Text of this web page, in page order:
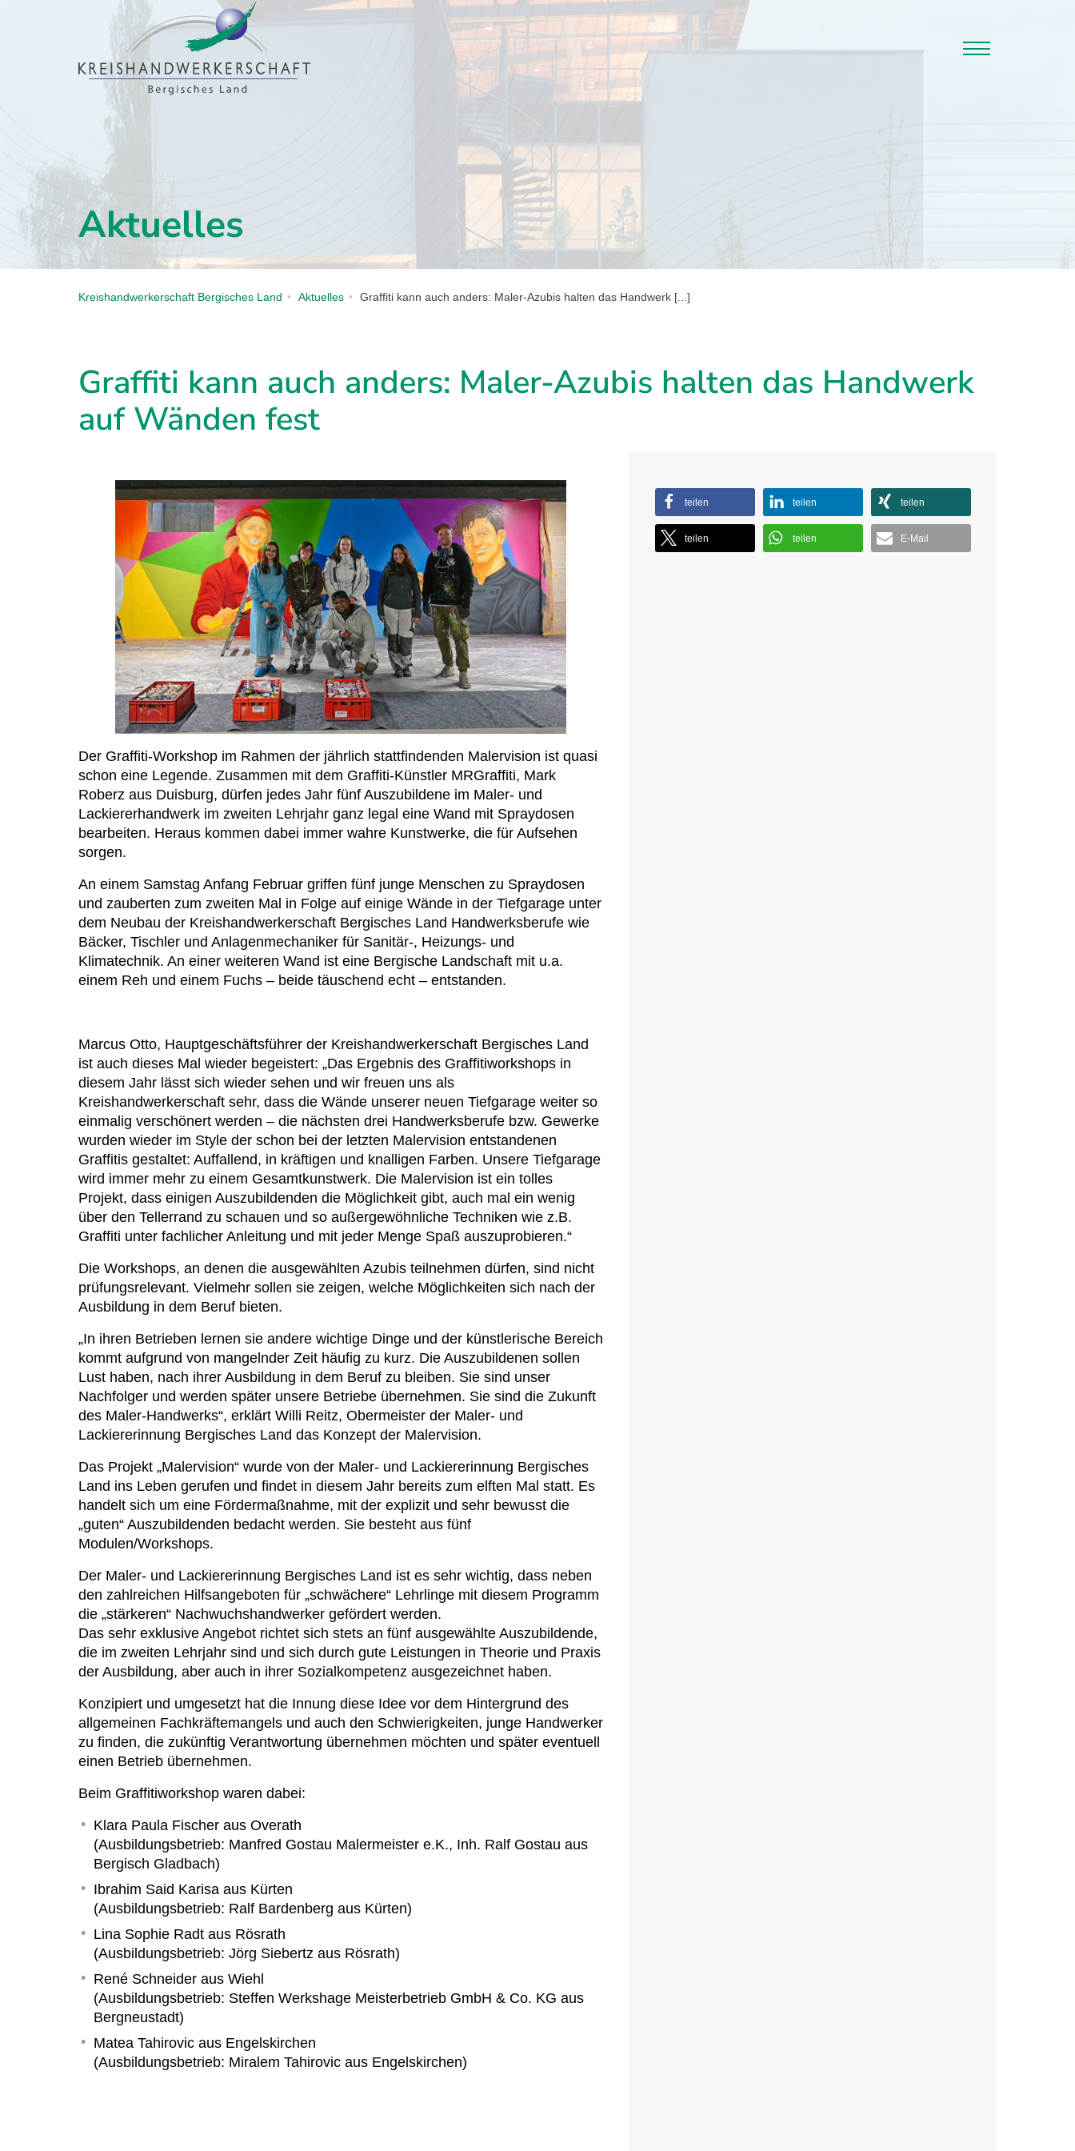
Aktuelles
Kreishandwerkerschaft Bergisches Land Aktuelles Graffiti kann auch anders: Maler-Azubis halten das Handwerk [...]
Graffiti kann auch anders: Maler-Azubis halten das Handwerk
auf Wänden fest
Der Graffiti-Workshop im Rahmen der jährlich stattfindenden Malervision ist quasi
schon eine Legende. Zusammen mit dem Graffiti-Künstler MRGraffiti, Mark
Roberz aus Duisburg, dürfen jedes Jahr fünf Auszubildene im Maler- und
Lackiererhandwerk im zweiten Lehrjahr ganz legal eine Wand mit Spraydosen
bearbeiten. Heraus kommen dabei immer wahre Kunstwerke, die für Aufsehen
sorgen.
An einem Samstag Anfang Februar griffen fünf junge Menschen zu Spraydosen
und zauberten zum zweiten Mal in Folge auf einige Wände in der Tiefgarage unter
dem Neubau der Kreishandwerkerschaft Bergisches Land Handwerksberufe wie
Bäcker, Tischler und Anlagenmechaniker für Sanitär-, Heizungs- und
Klimatechnik. An einer weiteren Wand ist eine Bergische Landschaft mit u.a.
einem Reh und einem Fuchs – beide täuschend echt – entstanden.
Marcus Otto, Hauptgeschäftsführer der Kreishandwerkerschaft Bergisches Land
ist auch dieses Mal wieder begeistert: „Das Ergebnis des Graffitiworkshops in
diesem Jahr lässt sich wieder sehen und wir freuen uns als
Kreishandwerkerschaft sehr, dass die Wände unserer neuen Tiefgarage weiter so
einmalig verschönert werden – die nächsten drei Handwerksberufe bzw. Gewerke
wurden wieder im Style der schon bei der letzten Malervision entstandenen
Graffitis gestaltet: Auffallend, in kräftigen und knalligen Farben. Unsere Tiefgarage
wird immer mehr zu einem Gesamtkunstwerk. Die Malervision ist ein tolles
Projekt, dass einigen Auszubildenden die Möglichkeit gibt, auch mal ein wenig
über den Tellerrand zu schauen und so außergewöhnliche Techniken wie z.B.
Graffiti unter fachlicher Anleitung und mit jeder Menge Spaß auszuprobieren.“
Die Workshops, an denen die ausgewählten Azubis teilnehmen dürfen, sind nicht
prüfungsrelevant. Vielmehr sollen sie zeigen, welche Möglichkeiten sich nach der
Ausbildung in dem Beruf bieten.
„In ihren Betrieben lernen sie andere wichtige Dinge und der künstlerische Bereich
kommt aufgrund von mangelnder Zeit häufig zu kurz. Die Auszubildenen sollen
Lust haben, nach ihrer Ausbildung in dem Beruf zu bleiben. Sie sind unser
Nachfolger und werden später unsere Betriebe übernehmen. Sie sind die Zukunft
des Maler-Handwerks“, erklärt Willi Reitz, Obermeister der Maler- und
Lackiererinnung Bergisches Land das Konzept der Malervision.
Das Projekt „Malervision“ wurde von der Maler- und Lackiererinnung Bergisches
Land ins Leben gerufen und findet in diesem Jahr bereits zum elften Mal statt. Es
handelt sich um eine Fördermaßnahme, mit der explizit und sehr bewusst die
„guten“ Auszubildenden bedacht werden. Sie besteht aus fünf
Modulen/Workshops.
Der Maler- und Lackiererinnung Bergisches Land ist es sehr wichtig, dass neben
den zahlreichen Hilfsangeboten für „schwächere“ Lehrlinge mit diesem Programm
die „stärkeren“ Nachwuchshandwerker gefördert werden.
Das sehr exklusive Angebot richtet sich stets an fünf ausgewählte Auszubildende,
die im zweiten Lehrjahr sind und sich durch gute Leistungen in Theorie und Praxis
der Ausbildung, aber auch in ihrer Sozialkompetenz ausgezeichnet haben.
Konzipiert und umgesetzt hat die Innung diese Idee vor dem Hintergrund des
allgemeinen Fachkräftemangels und auch den Schwierigkeiten, junge Handwerker
zu finden, die zukünftig Verantwortung übernehmen möchten und später eventuell
einen Betrieb übernehmen.
Beim Graffitiworkshop waren dabei:
Klara Paula Fischer aus Overath
(Ausbildungsbetrieb: Manfred Gostau Malermeister e.K., Inh. Ralf Gostau aus
Bergisch Gladbach)
Ibrahim Said Karisa aus Kürten
(Ausbildungsbetrieb: Ralf Bardenberg aus Kürten)
Lina Sophie Radt aus Rösrath
(Ausbildungsbetrieb: Jörg Siebertz aus Rösrath)
René Schneider aus Wiehl
(Ausbildungsbetrieb: Steffen Werkshage Meisterbetrieb GmbH & Co. KG aus
Bergneustadt)
Matea Tahirovic aus Engelskirchen
(Ausbildungsbetrieb: Miralem Tahirovic aus Engelskirchen)
teilen teilen teilen
teilen teilen E-Mail